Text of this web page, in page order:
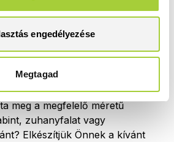
engedélyezése
Megtagad
jelölt termékek esetén
Printnyomat a zuhanykabinra.
meg a megfelelő méretű
zuhanyfalat vagy
Elkészítjük Önnek a kívánt